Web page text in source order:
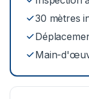
30 mètres
Main-